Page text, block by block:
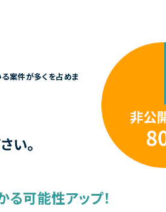
案件が多くを占めま
い。
可能性アップ！